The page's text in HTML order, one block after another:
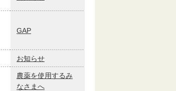
GAP
お知らせ
農薬を使用するみ
なさまへ